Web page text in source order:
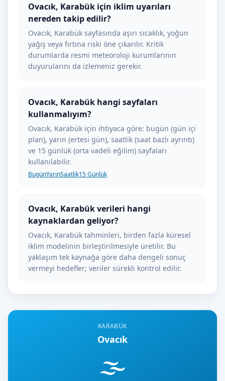
KARABÜK
Ovacık
🌫️
Ovacık, Karabük için iklim uyarıları
nereden takip edilir?
Ovacık, Karabük sayfasında aşırı sıcaklık, yoğun
yağış veya fırtına riski öne çıkarılır. Kritik
durumlarda resmi meteoroloji kurumlarının
duyurularını da izlemeniz gerekir.
Ovacık, Karabük hangi sayfaları
kullanmalıyım?
Ovacık, Karabük için ihtiyaca göre: bugün (gün içi
plan), yarın (ertesi gün), saatlik (saat bazlı ayrıntı)
ve 15 günlük (orta vadeli eğilim) sayfaları
kullanılabilir.
BugünYarınSaatlik15 Günlük
Ovacık, Karabük verileri hangi
kaynaklardan geliyor?
Ovacık, Karabük tahminleri, birden fazla küresel
iklim modelinin birleştirilmesiyle üretilir. Bu
yaklaşım tek kaynağa göre daha dengeli sonuç
vermeyi hedefler; veriler sürekli kontrol edilir.